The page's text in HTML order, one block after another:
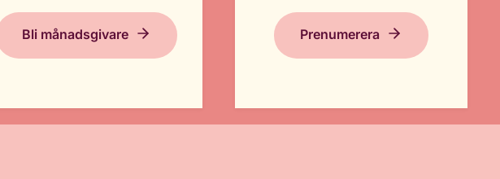
Bli månadsgivare Prenumerera